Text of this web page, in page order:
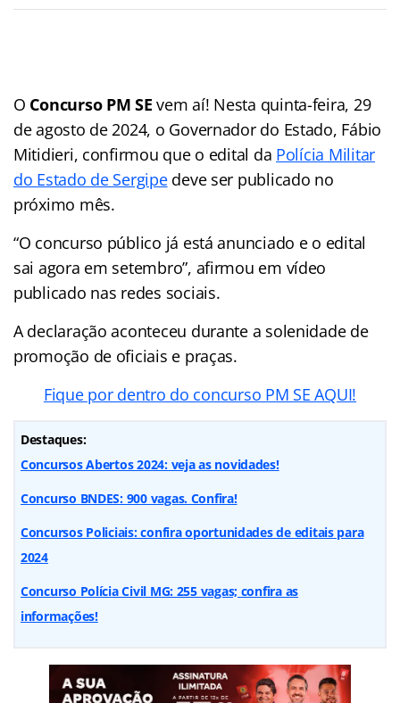
O Concurso PM SEvem aí! Nesta quinta-feira, 29
de agosto de 2024, o Governador do Estado, Fábio
Mitidieri, confirmou que o edital da Polícia Militar
do Estado de Sergipedeve ser publicado no
próximo mês.
“O concurso público já está anunciado e o edital
sai agora em setembro”, afirmou em vídeo
publicado nas redes sociais.
A declaração aconteceu durante a solenidade de
promoção de oficiais e praças.
Fique por dentro do concurso PM SE AQUI!
Destaques:
Concursos Abertos 2024: veja as novidades!
Concurso BNDES: 900 vagas. Confira!
Concursos Policiais: confira oportunidades de editais para
2024
Concurso Polícia Civil MG: 255 vagas; confira as
informações!